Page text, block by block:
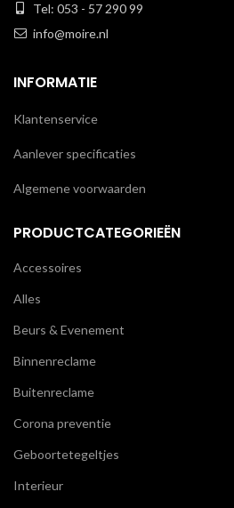
Tel: 053 - 57 290 99
info@moire.nl
INFORMATIE
Klantenservice
Aanlever specificaties
Algemene voorwaarden
PRODUCTCATEGORIEËN
Accessoires
Alles
Beurs & Evenement
Binnenreclame
Buitenreclame
Corona preventie
Geboortetegeltjes
Interieur